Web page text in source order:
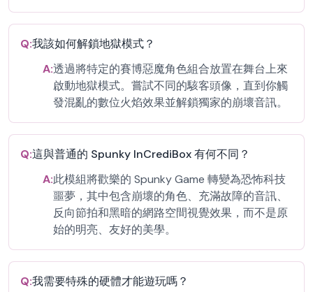
Q:我該如何解鎖地獄模式？
A:透過將特定的賽博惡魔角色組合放置在舞台上來
啟動地獄模式。嘗試不同的駭客頭像，直到你觸
發混亂的數位火焰效果並解鎖獨家的崩壞音訊。
Q:這與普通的 Spunky InCrediBox 有何不同？
A:此模組將歡樂的 Spunky Game 轉變為恐怖科技
噩夢，其中包含崩壞的角色、充滿故障的音訊、
反向節拍和黑暗的網路空間視覺效果，而不是原
始的明亮、友好的美學。
Q:我需要特殊的硬體才能遊玩嗎？